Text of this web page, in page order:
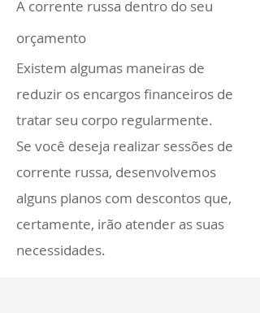
A corrente russa dentro do seu
orçamento
Existem algumas maneiras de
reduzir os encargos financeiros de
tratar seu corpo regularmente.
Se você deseja realizar sessões de
corrente russa, desenvolvemos
alguns planos com descontos que,
certamente, irão atender as suas
necessidades.